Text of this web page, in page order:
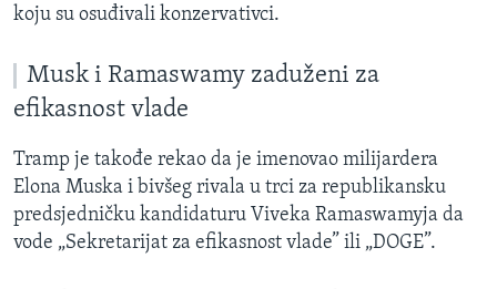
koju su osuđivali konzervativci.
Musk i Ramaswamy zaduženi za
efikasnost vlade
Tramp je takođe rekao da je imenovao milijardera
Elona Muska i bivšeg rivala u trci za republikansku
predsjedničku kandidaturu Viveka Ramaswamyja da
vode „Sekretarijat za efikasnost vlade” ili „DOGE”.